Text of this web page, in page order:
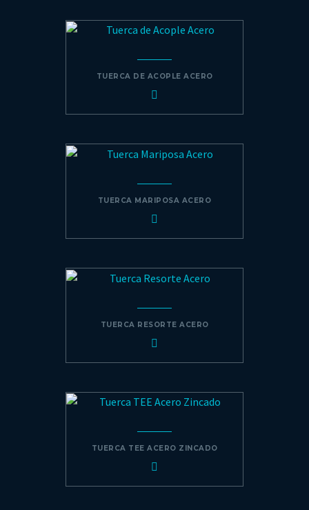
TUERCA DE ACOPLE ACERO
TUERCA MARIPOSA ACERO
TUERCA RESORTE ACERO
TUERCA TEE ACERO ZINCADO